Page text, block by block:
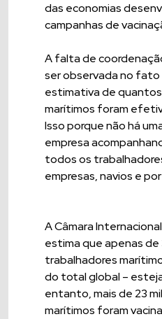
das economias
campanhas de
A falta de
ser observada no fato
estimativa de
marítimos foram
Isso porque não há
empresa
todos os
empresas, navios e
A Câmara
estima que apenas de
trabalhadores
do total global –
entanto, mais de 23
marítimos foram